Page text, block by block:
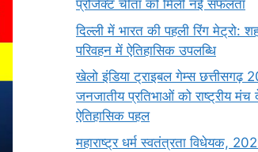
प्रोजेक्ट चीता को मिली नई सफलता
दिल्ली में भारत की पहली रिंग मेट्रो:
परिवहन में ऐतिहासिक उपलब्धि
खेलो इंडिया ट्राइबल गेम्स छत्तीसगढ़
जनजातीय प्रतिभाओं को राष्ट्रीय मंच
ऐतिहासिक पहल
महाराष्ट्र धर्म स्वतंत्रता विधेयक,